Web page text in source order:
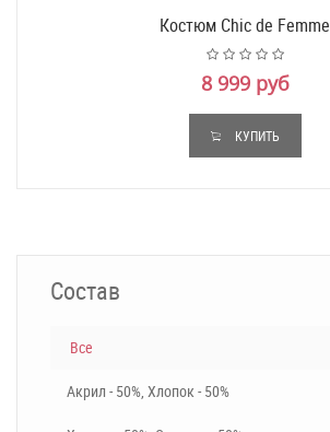
Костюм Chic de Femme
8 999 руб
КУПИТЬ
Состав
Все
Акрил - 50%, Хлопок - 50%